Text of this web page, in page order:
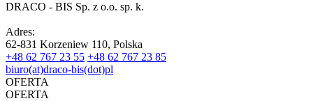
DRACO - BIS Sp. z o.o. sp. k.
Adres:
62-831 Korzeniew 110, Polska
+48 62 767 23 55 +48 62 767 23 85
biuro(at)draco-bis(dot)pl
OFERTA
OFERTA